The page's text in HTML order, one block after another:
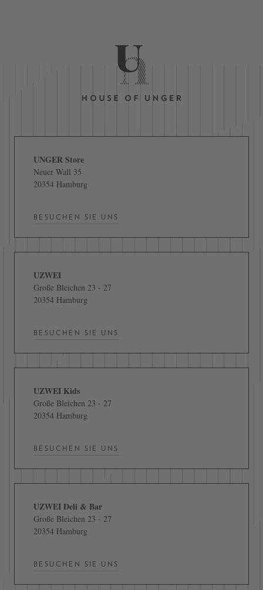
UNGER Store
Neuer Wall 35
20354 Hamburg
BESUCHEN SIE UNS
UZWEI
Große Bleichen 23 - 27
20354 Hamburg
BESUCHEN SIE UNS
UZWEI Kids
Große Bleichen 23 - 27
20354 Hamburg
BESUCHEN SIE UNS
UZWEI Deli & Bar
Große Bleichen 23 - 27
20354 Hamburg
BESUCHEN SIE UNS